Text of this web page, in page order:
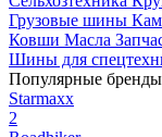
Грузовые шины
Ковши Масла
Шины для
Популярные бренды
Starmaxx
2